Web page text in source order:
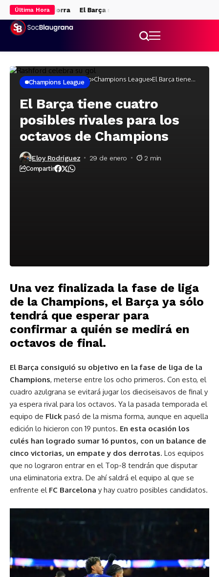
Última Hora
de Andorra El Barça se queda sin gol y pierde el Trofeo
Inicio Fútbol masculino Champions League El Barça tiene
Champions
Champions League
El Barça tiene cuatro
posibles rivales para los
octavos de Champions
Eloy Rodríguez 29 de enero 2 min
Compartir
Una vez finalizada la fase de liga
de la Champions, el Barça ya sólo
tendrá que esperar para
confirmar a quién se medirá en
octavos de final.
El Barça consiguió su objetivo en la fase de liga de la
Champions, meterse entre los ocho primeros. Con esto, el
cuadro azulgrana se evitará jugar los dieciseisavos de final y
ya espera rival para los octavos. Ya la pasada temporada el
equipo de Flick pasó de la misma forma, aunque en aquella
edición lo hicieron con 19 puntos. En esta ocasión los
culés han logrado sumar 16 puntos, con un balance de
cinco victorias, un empate y dos derrotas. Los equipos
que no lograron entrar en el Top-8 tendrán que disputar
una eliminatoria extra. De ahí saldrá el equipo al que se
enfrente el FC Barcelona y hay cuatro posibles candidatos.